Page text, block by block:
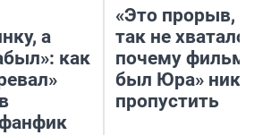
а
как
«Это прорыв,
так не
почему фильм
был Юра»
пропустить